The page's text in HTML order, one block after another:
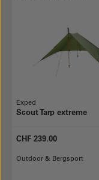
Exped
Scout Tarp extreme
CHF 239.00
Outdoor & Bergsport